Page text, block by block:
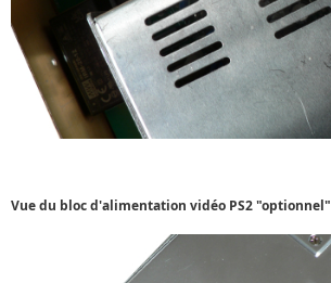
Vue du bloc d'alimentation vidéo PS2 "optionnel"